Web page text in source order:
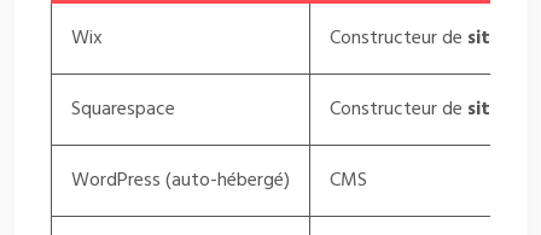
Wix Constructeur de site
Squarespace Constructeur de site
WordPress (auto-hébergé) CMS